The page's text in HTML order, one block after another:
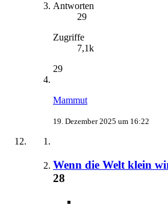
Antworten
29
Zugriffe
7,1k
29
Mammut
19. Dezember 2025 um 16:22
Wenn die Welt klein
28